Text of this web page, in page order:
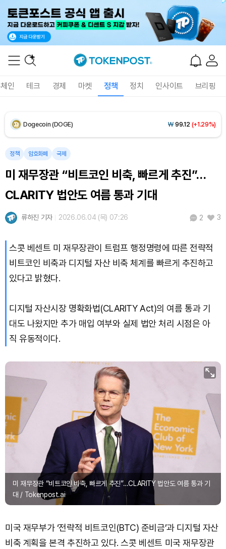
인 테크 경제 마켓 정책 정치 인사이트 브리핑
XRP (XRP) ₩ 1,459(-0.01%)
Dogecoin (DOGE) ₩ 99.12 (+1.29%)
Bitcoin (BTC)
정책 암호화폐 국제
미 재무장관 “비트코인 비축, 빠르게 추진”…
CLARITY 법안도 여름 통과 기대
류하진 기자 2026.06.04 (목) 07:26 2 3
스콧 베센트 미 재무장관이 트럼프 행정명령에 따른 전략적
비트코인 비축과 디지털 자산 비축 체계를 빠르게 추진하고
있다고 밝혔다.
디지털 자산시장 명확화법(CLARITY Act)의 여름 통과 기
대도 나왔지만 추가 매입 여부와 실제 법안 처리 시점은 아
직 유동적이다.
미 재무장관 “비트코인 비축, 빠르게 추진”…CLARITY 법안도 여름 통과 기
대 / Tokenpost.ai
미국 재무부가 ‘전략적 비트코인(BTC) 준비금’과 디지털 자산
비축 계획을 본격 추진하고 있다. 스콧 베센트 미국 재무장관